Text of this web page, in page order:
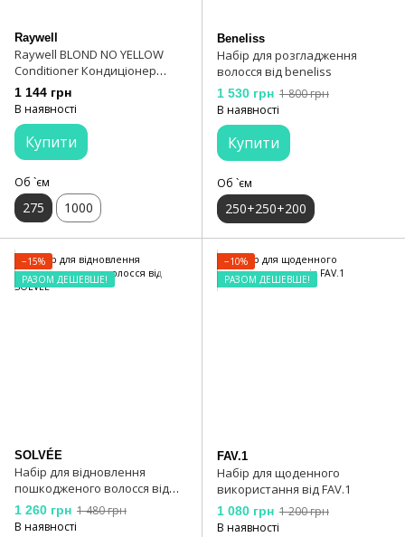
Raywell
Raywell BLOND NO YELLOW
Conditioner Кондиціонер
проти жовтизни 275 мл
1 144 грн
В наявності
Купити
Об `єм
275 1000
Beneliss
Набір для розгладження
волосся від beneliss
1 530 грн 1 800 грн
В наявності
Купити
Об `єм
250+250+200
−15%
РАЗОМ ДЕШЕВШЕ!
SOLVÉE
Набір для відновлення
пошкодженого волосся від
SOLVÉE
1 260 грн 1 480 грн
В наявності
−10%
РАЗОМ ДЕШЕВШЕ!
FAV.1
Набір для щоденного
використання від FAV.1
1 080 грн 1 200 грн
В наявності